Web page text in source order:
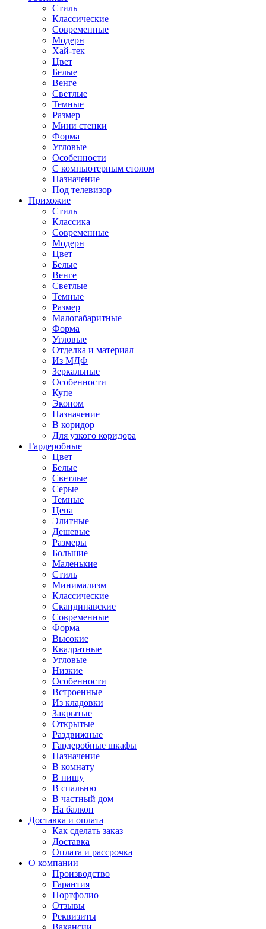
Стиль
Классические
Современные
Модерн
Хай-тек
Цвет
Белые
Венге
Светлые
Темные
Размер
Мини стенки
Форма
Угловые
Особенности
С компьютерным столом
Назначение
Под телевизор
Прихожие
Стиль
Классика
Современные
Модерн
Цвет
Белые
Венге
Светлые
Темные
Размер
Малогабаритные
Форма
Угловые
Отделка и материал
Из МДФ
Зеркальные
Особенности
Купе
Эконом
Назначение
В коридор
Для узкого коридора
Гардеробные
Цвет
Белые
Светлые
Серые
Темные
Цена
Элитные
Дешевые
Размеры
Большие
Маленькие
Стиль
Минимализм
Классические
Скандинавские
Современные
Форма
Высокие
Квадратные
Угловые
Низкие
Особенности
Встроенные
Из кладовки
Закрытые
Открытые
Раздвижные
Гардеробные шкафы
Назначение
В комнату
В нишу
В спальню
В частный дом
На балкон
Доставка и оплата
Как сделать заказ
Доставка
Оплата и рассрочка
О компании
Производство
Гарантия
Портфолио
Отзывы
Реквизиты
Вакансии